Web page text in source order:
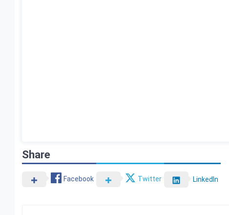
Share
Facebook Twitter LinkedIn